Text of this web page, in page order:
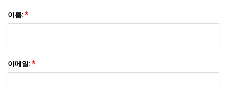
이름:*
이메일:*